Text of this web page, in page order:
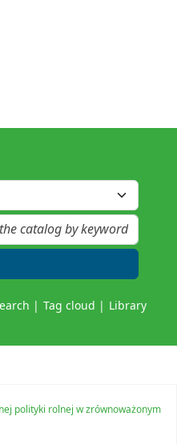
Tag cloud Library
polityki rolnej w zrównoważonym